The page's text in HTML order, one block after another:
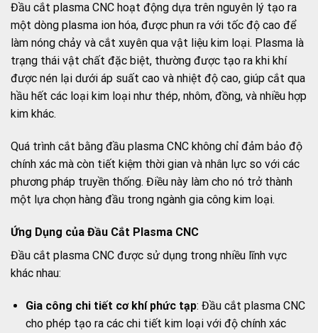
Đầu cắt plasma CNC hoạt động dựa trên nguyên lý tạo ra
một dòng plasma ion hóa, được phun ra với tốc độ cao để
làm nóng chảy và cắt xuyên qua vật liệu kim loại. Plasma là
trạng thái vật chất đặc biệt, thường được tạo ra khi khí
được nén lại dưới áp suất cao và nhiệt độ cao, giúp cắt qua
hầu hết các loại kim loại như thép, nhôm, đồng, và nhiều hợp
kim khác.
Quá trình cắt bằng đầu plasma CNC không chỉ đảm bảo độ
chính xác mà còn tiết kiệm thời gian và nhân lực so với các
phương pháp truyền thống. Điều này làm cho nó trở thành
một lựa chọn hàng đầu trong ngành gia công kim loại.
Ứng Dụng của Đầu Cắt Plasma CNC
Đầu cắt plasma CNC được sử dụng trong nhiều lĩnh vực
khác nhau:
Gia công chi tiết cơ khí phức tạp: Đầu cắt plasma CNC
cho phép tạo ra các chi tiết kim loại với độ chính xác